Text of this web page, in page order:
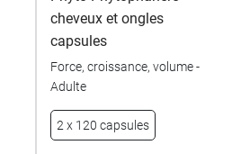
cheveux et ongles
capsules
Force, croissance, volume -
Adulte
2 x 120 capsules